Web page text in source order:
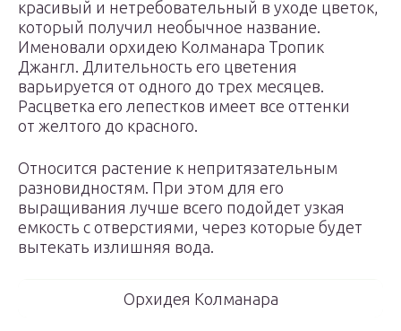
красивый и нетребовательный в уходе цветок,
который получил необычное название.
Именовали орхидею Колманара Тропик
Джангл. Длительность его цветения
варьируется от одного до трех месяцев.
Расцветка его лепестков имеет все оттенки
от желтого до красного.
Относится растение к непритязательным
разновидностям. При этом для его
выращивания лучше всего подойдет узкая
емкость с отверстиями, через которые будет
вытекать излишняя вода.
Орхидея Колманара